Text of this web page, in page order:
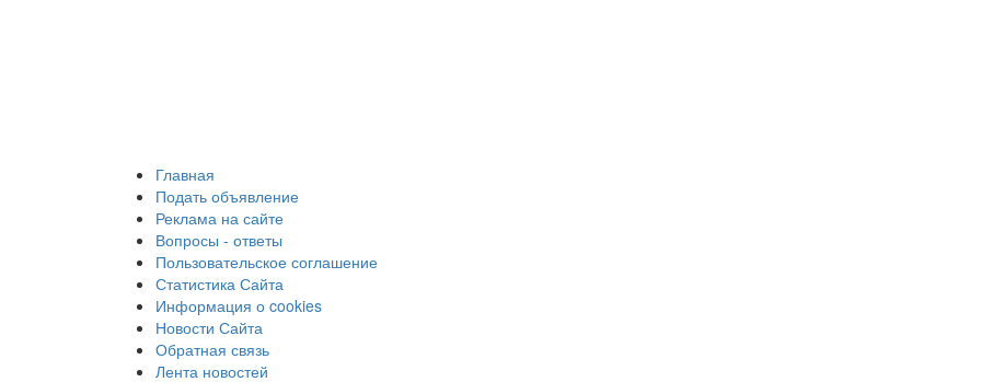
Главная
Подать объявление
Реклама на сайте
Вопросы - ответы
Пользовательское соглашение
Статистика Сайта
Информация о cookies
Новости Сайта
Обратная связь
Лента новостей